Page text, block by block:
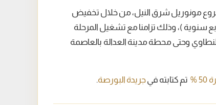
مشروع مونوريل شرق النيل، من خلال تخفيض
– الربع سنوية )، وذلك تزامنا مع تشغيل المرحلة
وحتى محطة مدينة العدالة بالعاصمة
تم كتابته فيجريدة البورصة.